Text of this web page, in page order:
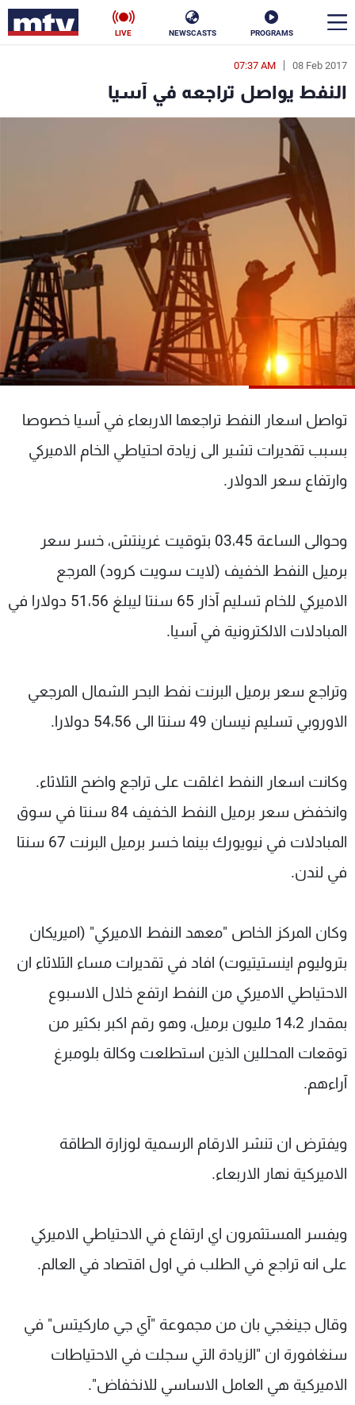
PROGRAMS
NEWSCASTS
LIVE
08 Feb 2017
07:37 AM
النفط يواصل تراجعه في آسيا
تواصل اسعار النفط تراجعها الاربعاء في آسيا خصوصا
بسبب تقديرات تشير الى زيادة احتياطي الخام الاميركي
وارتفاع سعر الدولار.
وحوالى الساعة 03،45 بتوقيت غرينتش، خسر سعر
برميل النفط الخفيف (لايت سويت كرود) المرجع
الاميركي للخام تسليم آذار 65 سنتا ليبلغ 51،56 دولارا في
المبادلات الالكترونية في آسيا.
وتراجع سعر برميل البرنت نفط البحر الشمال المرجعي
الاوروبي تسليم نيسان 49 سنتا الى 54،56 دولارا.
وكانت اسعار النفط اغلقت على تراجع واضح الثلاثاء.
وانخفض سعر برميل النفط الخفيف 84 سنتا في سوق
المبادلات في نيويورك بينما خسر برميل البرنت 67 سنتا
في لندن.
وكان المركز الخاص "معهد النفط الاميركي" (اميريكان
بتروليوم اينستيتيوت) افاد في تقديرات مساء الثلاثاء ان
الاحتياطي الاميركي من النفط ارتفع خلال الاسبوع
بمقدار 14،2 مليون برميل، وهو رقم اكبر بكثير من
توقعات المحللين الذين استطلعت وكالة بلومبرغ
آراءهم.
ويفترض ان تنشر الارقام الرسمية لوزارة الطاقة
الاميركية نهار الاربعاء.
ويفسر المستثمرون اي ارتفاع في الاحتياطي الاميركي
على انه تراجع في الطلب في اول اقتصاد في العالم.
وقال جينغجي بان من مجموعة "آي جي ماركيتس" في
سنغافورة ان "الزيادة التي سجلت في الاحتياطات
الاميركية هي العامل الاساسي للانخفاض".
en
الأخبار
سياسة
إقتصاد فن
منوعات رياضة
كأس العالم
البرامج
جدول البرامج
شاهد البرامج
عن MTV
الإنـتـاج
لاعلاناتكم
وظائف
تواصل معنا